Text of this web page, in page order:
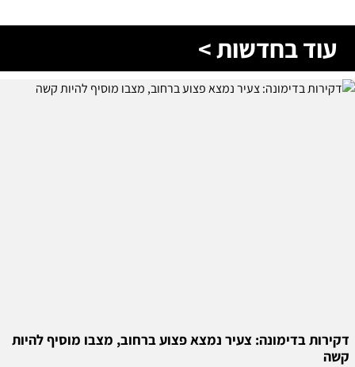
עוד בחדשות >
דקירות בדימונה: צעיר נמצא פצוע ברחוב, מצבו מוסיף להיות
קשה